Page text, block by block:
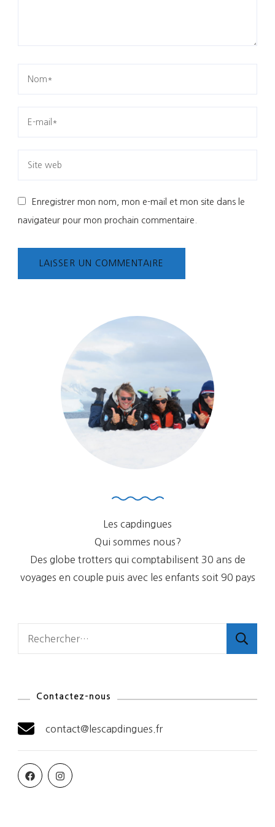
Enregistrer mon nom, mon e-mail et mon site dans le
navigateur pour mon prochain commentaire.
Les capdingues
Qui sommes nous?
Des globe trotters qui comptabilisent 30 ans de
voyages en couple puis avec les enfants soit 90 pays
Contactez-nous
contact@lescapdingues.fr